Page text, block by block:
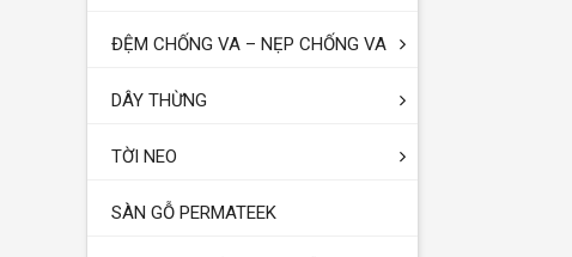
ĐỆM CHỐNG VA – NẸP CHỐNG VA
DÂY THỪNG
TỜI NEO
SÀN GỖ PERMATEEK